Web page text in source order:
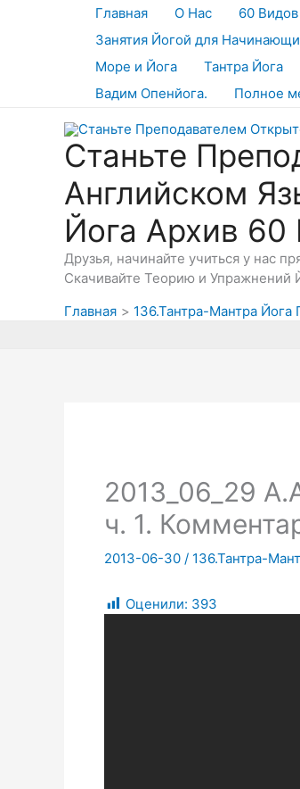
Главная О Нас 60
Занятия Йогой для
Море и Йога
Тантра Йога
Вадим Опенйога.
Полное
Станьте
Английском
Йога Архив 60
Друзья, начинайте учиться у нас
Скачивайте Теорию и Упражнений
Главная
136.Тантра-Мантра Йога
2013_06_29
ч. 1.
2013-06-30 / 136.Тантра-
Оценили: 393